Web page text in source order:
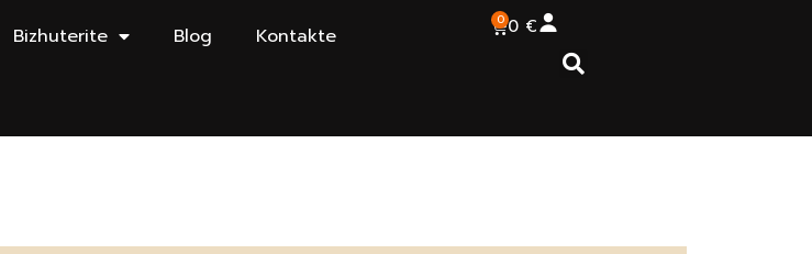
Bizhuterite Blog Kontakte 0 €
0